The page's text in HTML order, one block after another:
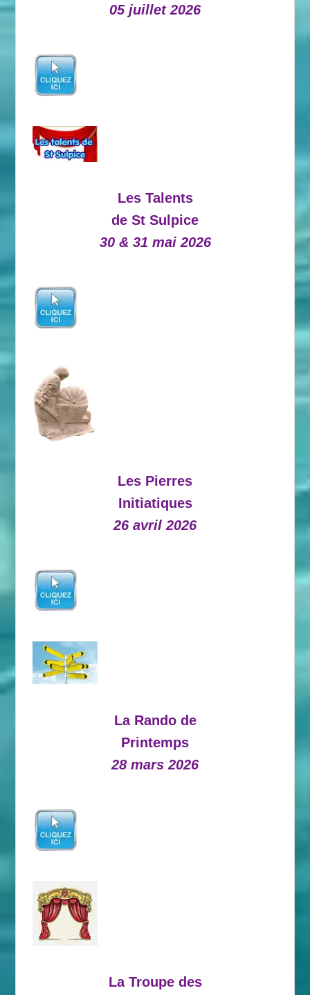
05 juillet 2026
Les Talents
de St Sulpice
30 & 31 mai 2026
Les Pierres
Initiatiques
26 avril 2026
La Rando de
Printemps
28 mars 2026
La Troupe des